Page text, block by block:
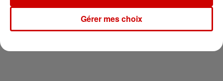
Newsletter
Gérer mes choix